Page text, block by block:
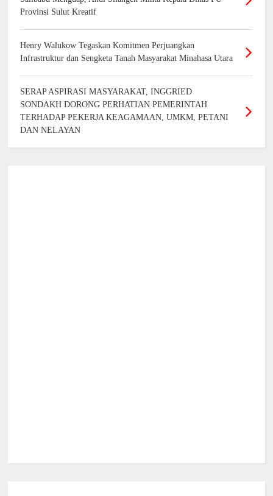
Provinsi Sulut Kreatif
Henry Walukow Tegaskan Komitmen Perjuangkan
Infrastruktur dan Sengketa Tanah Masyarakat Minahasa Utara
SERAP ASPIRASI MASYARAKAT, INGGRIED
SONDAKH DORONG PERHATIAN PEMERINTAH
TERHADAP PEKERJA KEAGAMAAN, UMKM, PETANI
DAN NELAYAN